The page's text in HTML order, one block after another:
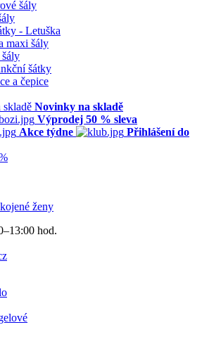
šály
- Letuška
maxi šály
šály
šátky
a čepice
Novinky na skladě
Výprodej 50 % sleva
Akce týdne
Přihlášení do
ženy
hod.